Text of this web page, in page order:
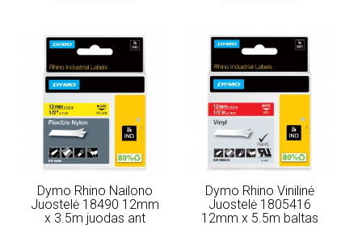
Dymo Rhino Nailono
Juostelė 18490 12mm
x 3.5m juodas ant
Dymo Rhino Vinilinė
Juostelė 1805416
12mm x 5.5m baltas